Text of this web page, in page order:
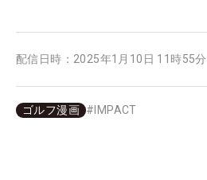
配信日時： 2025年1月10日 11時55分
ゴルフ漫画 # IMPACT